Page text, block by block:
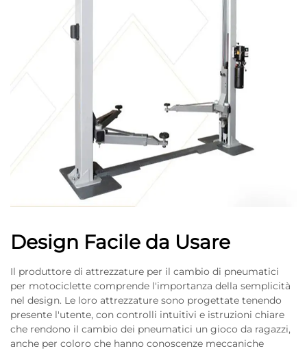
Design Facile da Usare
Il produttore di attrezzature per il cambio di pneumatici
per motociclette comprende l'importanza della semplicità
nel design. Le loro attrezzature sono progettate tenendo
presente l'utente, con controlli intuitivi e istruzioni chiare
che rendono il cambio dei pneumatici un gioco da ragazzi,
anche per coloro che hanno conoscenze meccaniche